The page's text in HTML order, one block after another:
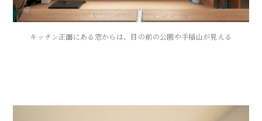
キッチン正面にある窓からは、目の前の公園や手稲山が見える